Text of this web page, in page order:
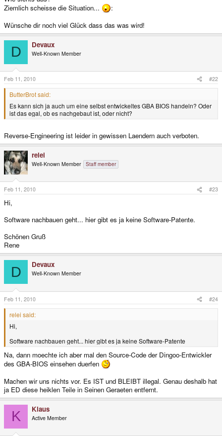
Ziemlich scheisse die Situation...
:
Wünsche dir noch viel Glück dass das was wird!
D Devaux
Well-Known Member
Feb 11, 2010 #22
ButterBrot said:
Es kann sich ja auch um eine selbst entwickeltes GBA BIOS handeln? Oder
ist das egal, ob es nachgebaut ist, oder nicht?
Reverse-Engineering ist leider in gewissen Laendern auch verboten.
relei
Well-Known Member Staff member
Feb 11, 2010 #23
Hi,
Software nachbauen geht... hier gibt es ja keine Software-Patente.
Schönen Gruß
Rene
D Devaux
Well-Known Member
Feb 11, 2010 #24
relei said:
Hi,
Software nachbauen geht... hier gibt es ja keine Software-Patente
Na, dann moechte ich aber mal den Source-Code der Dingoo-Entwickler
des GBA-BIOS einsehen duerfen
Machen wir uns nichts vor. Es IST und BLEIBT illegal. Genau deshalb hat
ja ED diese heiklen Teile in Seinen Geraeten entfernt.
K Klaus
Active Member